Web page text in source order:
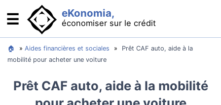
eKonomia,
économiser sur le crédit
☰
Se financer : comparateurs
Crédit auto : acheter sa voiture
Rachat de crédit : baisser ses mensualités
🏠 » Aides financières et sociales »
Prêt CAF auto, aide à la
mobilité pour acheter une voiture
Prêt CAF auto, aide à la mobilité